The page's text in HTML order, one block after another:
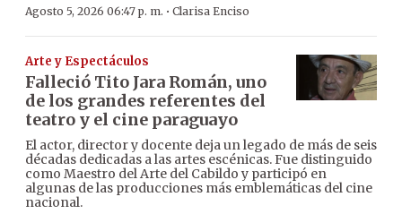
Agosto 5, 2026 06:47 p. m. · Clarisa Enciso
Arte y Espectáculos
Falleció Tito Jara Román, uno
de los grandes referentes del
teatro y el cine paraguayo
El actor, director y docente deja un legado de más de seis
décadas dedicadas a las artes escénicas. Fue distinguido
como Maestro del Arte del Cabildo y participó en
algunas de las producciones más emblemáticas del cine
nacional.